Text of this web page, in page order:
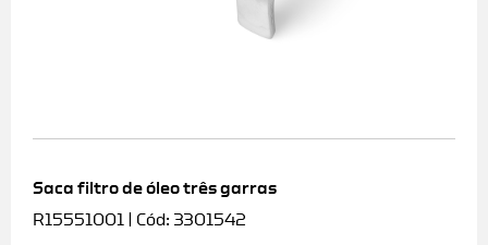
Saca filtro de óleo três garras
R15551001 | Cód: 3301542